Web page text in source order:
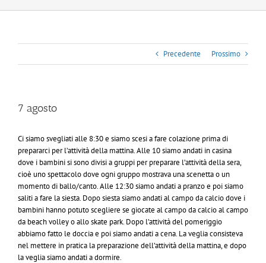
Precedente Prossimo
7 agosto
Ci siamo svegliati alle 8:30 e siamo scesi a fare colazione prima di
prepararci per l’attività della mattina. Alle 10 siamo andati in casina
dove i bambini si sono divisi a gruppi per preparare l’attività della sera,
cioè uno spettacolo dove ogni gruppo mostrava una scenetta o un
momento di ballo/canto. Alle 12:30 siamo andati a pranzo e poi siamo
saliti a fare la siesta. Dopo siesta siamo andati al campo da calcio dove i
bambini hanno potuto scegliere se giocate al campo da calcio al campo
da beach volley o allo skate park. Dopo l’attività del pomeriggio
abbiamo fatto le doccia e poi siamo andati a cena. La veglia consisteva
nel mettere in pratica la preparazione dell’attività della mattina, e dopo
la veglia siamo andati a dormire.